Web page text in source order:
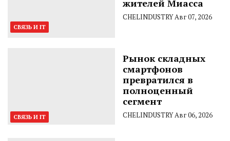
СВЯЗЬ И IT
жителей Миасса
CHELINDUSTRYАвг 07, 2026
СВЯЗЬ И IT
Рынок складных
смартфонов
превратился в
полноценный
сегмент
CHELINDUSTRYАвг 06, 2026